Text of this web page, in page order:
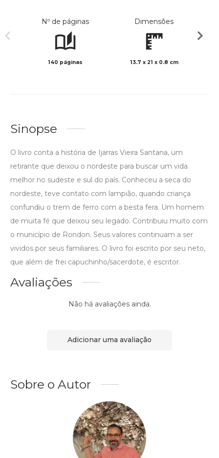
Nº de páginas
140 páginas
Dimensões
13.7 x 21 x 0.8 cm
Sinopse
O livro conta a história de Ijarras Vieira Santana, um
retirante que deixou o nordeste para buscar um vida
melhor no sudeste e sul do país. Conheceu a seca do
nordeste, teve contato com lampião, quando criança
confundiu o trem de ferro com a besta fera. Um homem
de muita fé que deixou seu legado. Contribuiu muito com
o município de Rondon. Seus valores continuam a ser
vividos por seus familiares. O livro foi escrito por seu neto,
que além de frei capuchinho/sacerdote, é escritor.
Avaliações
Não há avaliações ainda.
Adicionar uma avaliação
Sobre o Autor